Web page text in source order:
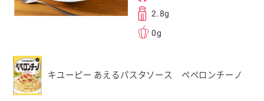
2.8g
0g
キユーピー あえるパスタソース ペペロンチーノ